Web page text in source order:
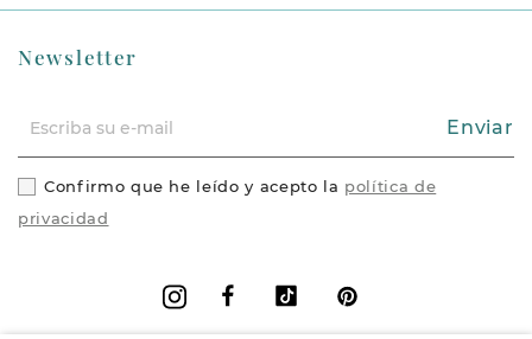
Newsletter
Enviar
Confirmo que he leído y acepto la política de
privacidad
FacebookVimeo
Instagram